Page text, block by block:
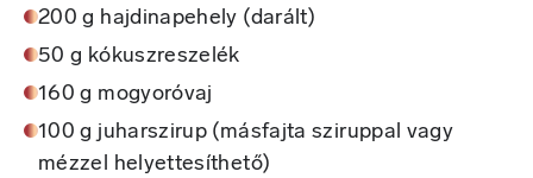
200 g hajdinapehely (darált)
50 g kókuszreszelék
160 g mogyoróvaj
100 g juharszirup (másfajta sziruppal vagy
mézzel helyettesíthető)